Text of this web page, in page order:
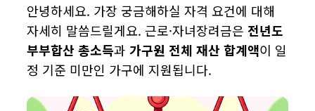
안녕하세요. 가장 궁금해하실 자격 요건에 대해
자세히 말씀드릴게요. 근로·자녀장려금은전년도
부부합산 총소득과가구원 전체 재산 합계액이 일
정 기준 미만인 가구에 지원됩니다.